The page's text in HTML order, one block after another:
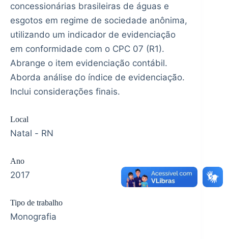
concessionárias brasileiras de águas e
esgotos em regime de sociedade anônima,
utilizando um indicador de evidenciação
em conformidade com o CPC 07 (R1).
Abrange o item evidenciação contábil.
Aborda análise do índice de evidenciação.
Inclui considerações finais.
Local
Natal - RN
Ano
2017
Tipo de trabalho
Monografia